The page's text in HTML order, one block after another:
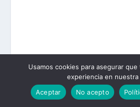
Usamos cookies para asegurar
experiencia en
Aceptar
No acepto